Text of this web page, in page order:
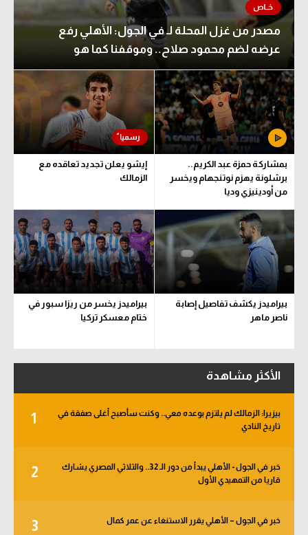
مصدر من غزل المحلة لـ في الجول: الأهلي رفع
عرضه لضم محمود صلاح.. وموقفنا كما هو
بمشاركة حمزة عبد الكريم..
برشلونة يهزم نوتنجهام ويخسر
من أودينيزي وديا
إيشو يعلن تجديد تعاقده مع
الزمالك
بيراميدز يكشف تفاصيل إصابة
ناصر ماهر
بيراميدز يخسر من ريزا سبور في
ختام معسكر تركيا
الأكثر مشاهدة
1
بيزيرا: الزمالك لم يلتزم بوعده معي.. وكنت سأصبح أغلى صفقة في
تاريخ النادي
2
خبر في الجول - الأهلي يبدأ من دور الـ 32.. والثلاثي المصري يشارك
قاريا من التمهيدي الأول
3 خبر في الجول – الأهلي يقرر الاستنغاء عن عمر كمال